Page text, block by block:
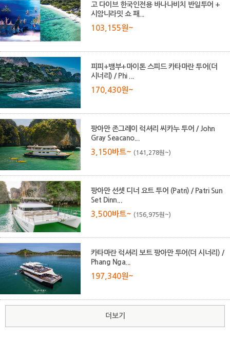
고 다이브 한국인전용 바나나비치 반일투어 +
시암니라밋 쇼 패...
103,155원~
피피+뱀부+마이톤 스피드 카타마란 투어(더
시너리) / Phi ...
170,430원~
팡아만 존그레이 럭셔리 씨카누 투어 / John
Gray Seacano...
3,150바트~ (141,278원~)
팡아만 선셋 디너 요트 투어 (Patri) / Patri Sun
Set Dinn...
3,500바트~ (156,975원~)
카타마란 럭셔리 보트 팡아만 투어(더 시너리) /
Phang Nga...
197,340원~
더보기